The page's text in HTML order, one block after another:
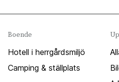
Boende
Hotell i herrgårdsmiljö
Camping & ställplats